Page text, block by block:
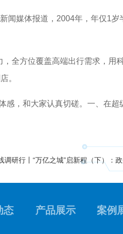
闻媒体报道，2004年，年仅1岁
全方位覆盖高端出行需求，用
。
，和大家认真切磋。一、在超
研行丨“万亿之城”启新程（下）：政
态 产品展示 案例